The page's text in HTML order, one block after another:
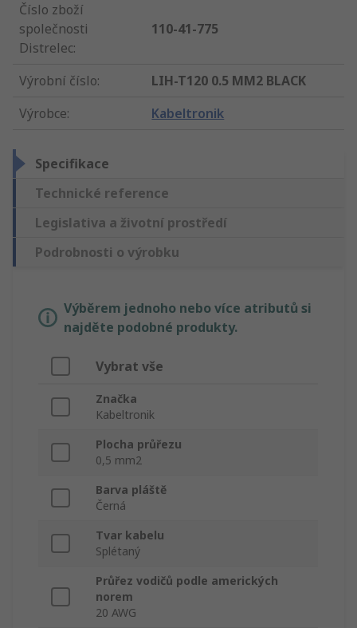
Číslo zboží
společnosti
Distrelec:
110-41-775
Výrobní číslo:
LIH-T120 0.5 MM2 BLACK
Výrobce: Kabeltronik
Specifikace
Technické reference
Legislativa a životní prostředí
Podrobnosti o výrobku
Výběrem jednoho nebo více atributů si
najděte podobné produkty.
Vybrat vše
Značka
Kabeltronik
Plocha průřezu
0,5 mm2
Barva pláště
Černá
Tvar kabelu
Splétaný
Průřez vodičů podle amerických
norem
20 AWG